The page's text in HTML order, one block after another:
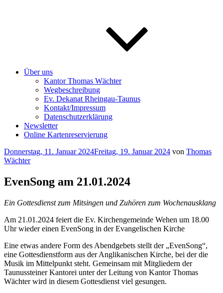
Über uns
Kantor Thomas Wächter
Wegbeschreibung
Ev. Dekanat Rheingau-Taunus
Kontakt/Impressum
Datenschutzerklärung
Newsletter
Online Kartenreservierung
Veröffentlicht
am
Donnerstag, 11. Januar 2024Freitag, 19. Januar 2024 von Thomas
Wächter
EvenSong am 21.01.2024
Ein Gottesdienst zum Mitsingen und Zuhören zum Wochenausklang
Am 21.01.2024 feiert die Ev. Kirchengemeinde Wehen um 18.00
Uhr wieder einen EvenSong in der Evangelischen Kirche
Eine etwas andere Form des Abendgebets stellt der „EvenSong“,
eine Gottesdienstform aus der Anglikanischen Kirche, bei der die
Musik im Mittelpunkt steht. Gemeinsam mit Mitgliedern der
Taunussteiner Kantorei unter der Leitung von Kantor Thomas
Wächter wird in diesem Gottesdienst viel gesungen.